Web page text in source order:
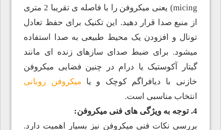
micing) یعنی میکروفن را با فاصله ی تقریبا 2 متری
از منبع صدا قرار دهید. این تکنیک برای حفظ تعادل
تونال و افزودن یک محیط طبیعی به صدا استفاده
میشود. برای ضبط صدای سازهای زنده ای مانند
گیتار آکوستیک یا درام در چنین فضایی میکروفن
خازنی با دیافراگم کوچک و یا میکروفن روبانی
انتخاب مناسبی است.
4. توجه به ویژگی های فنی میکروفن:
بررسی نکات فنی میکروفن نیز بسیار اهمیت دارد.